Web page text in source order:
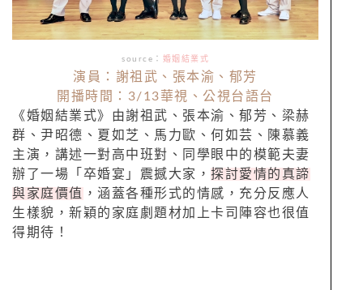
source： 婚姻結業式
演員：謝祖武、張本渝、郁芳
開播時間：3/13華視、公視台語台
《婚姻結業式》由謝祖武、張本渝、郁芳、梁赫
群、尹昭德、夏如芝、馬力歐、何如芸、陳慕義
主演，講述一對高中班對、同學眼中的模範夫妻
辦了一場「卒婚宴」震撼大家， 探討愛情的真諦
與家庭價值
，涵蓋各種形式的情感，充分反應人
生樣貌，新穎的家庭劇題材加上卡司陣容也很值
得期待！